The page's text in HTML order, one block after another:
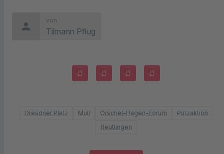
person
von
Tilmann Pflug
Dresdner Platz Müll Orschel-Hagen-Forum
Putzaktion
Reutlingen